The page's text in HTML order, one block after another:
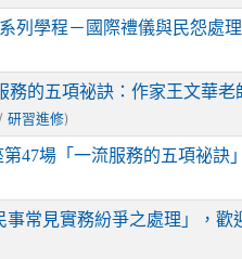
列學程－國際禮儀與民怨處
務的五項祕訣：作家王文華
/研習進修)
47場「一流服務的五項祕訣
事常見實務紛爭之處理」，